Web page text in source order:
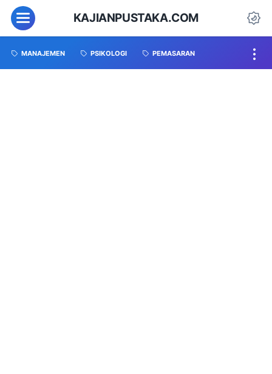
KAJIANPUSTAKA.COM
MANAJEMEN PSIKOLOGI PEMASARAN